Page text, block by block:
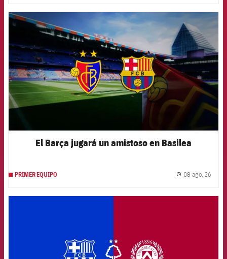
FCB Barcelona badge
El Barça jugará un amistoso en Basilea
PRIMER EQUIPO 08 ago. 26